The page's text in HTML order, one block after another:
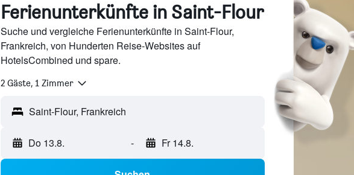
Ferienunterkünfte in Saint-Flour
Suche und vergleiche Ferienunterkünfte in Saint-Flour,
Frankreich, von Hunderten Reise-Websites auf
HotelsCombined und spare.
2 Gäste, 1 Zimmer
Do 13.8. - Fr 14.8.